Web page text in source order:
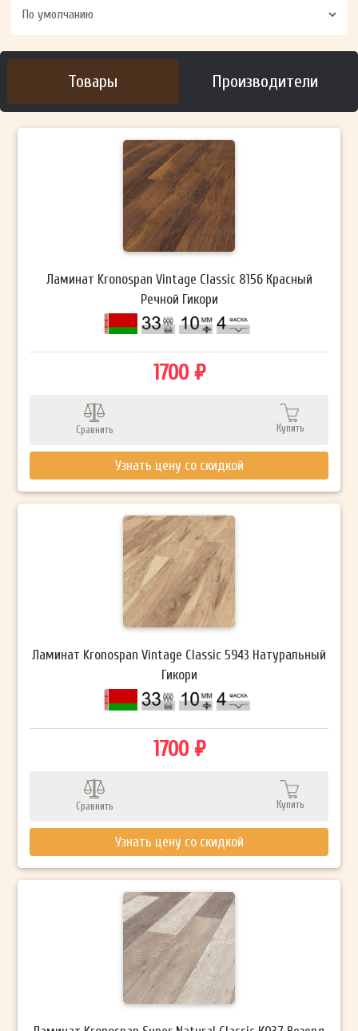
Товары Производители
Ламинат Kronospan Vintage Classic 8156 Красный
Речной Гикори
1700 ₽
Сравнить Купить
Узнать цену со скидкой
Ламинат Kronospan Vintage Classic 5943 Натуральный
Гикори
1700 ₽
Сравнить Купить
Узнать цену со скидкой